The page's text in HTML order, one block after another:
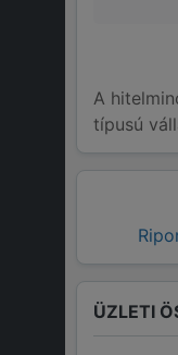
A
típusú
ÜZLETI